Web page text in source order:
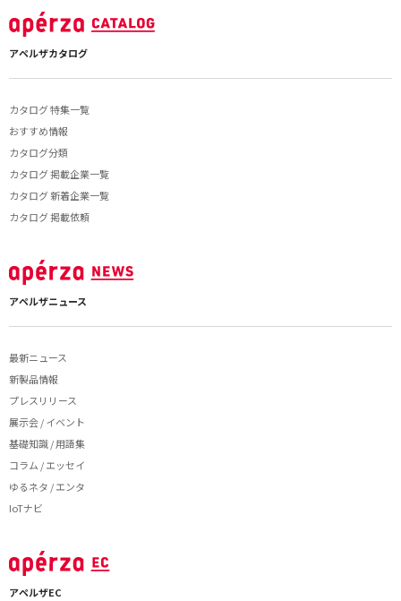
アペルザカタログ
カタログ 特集一覧
おすすめ情報
カタログ分類
カタログ 掲載企業一覧
カタログ 新着企業一覧
カタログ 掲載依頼
アペルザニュース
最新ニュース
新製品情報
プレスリリース
展示会 / イベント
基礎知識 / 用語集
コラム / エッセイ
ゆるネタ / エンタ
IoTナビ
アペルザEC